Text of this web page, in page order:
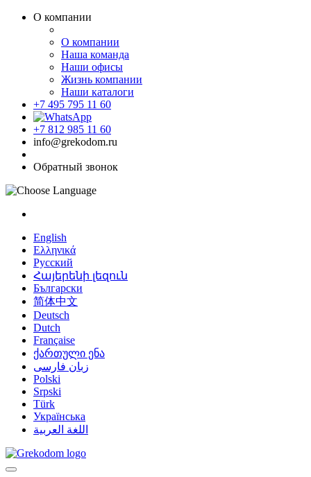
О компании
О компании
Наша команда
Наши офисы
Жизнь компании
Наши каталоги
+7 495 795 11 60
+7 812 985 11 60
info@grekodom.ru
Обратный звонок
English
Ελληνικά
Русский
Հայերենի լեզուն
Български
简体中文
Deutsch
Dutch
Française
ქართული ენა
زبان فارسی
Polski
Srpski
Türk
Українська
اللغة العربية